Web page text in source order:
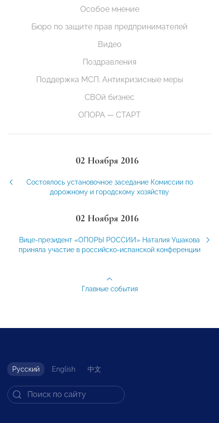
Особое мнение
Бюро по защите прав предпринимателей
Видео
Поздравления
Поддержка МСП. Антикризисные меры
СВОй бизнес
ОПОРА — СТАРТ
02 Ноября 2016
Состоялось установочное заседание Комиссии по
дорожному и городскому хозяйству
02 Ноября 2016
Вице-президент «ОПОРЫ РОССИИ» Наталия Ушакова
приняла участие в российско-испанской конференции
Главные события
Русский English 中文